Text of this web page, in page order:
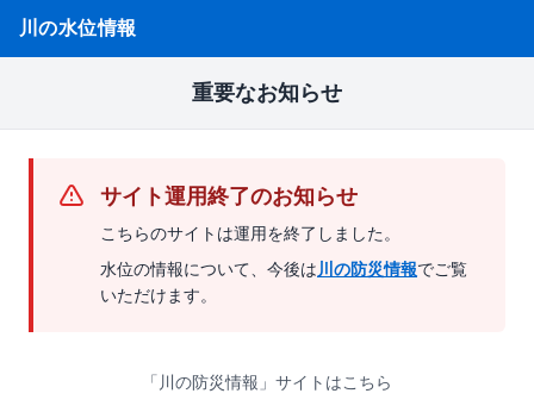
川の水位情報
重要なお知らせ
サイト運用終了のお知らせ
こちらのサイトは運用を終了しました。
水位の情報について、今後は川の防災情報でご覧
いただけます。
「川の防災情報」サイトはこちら